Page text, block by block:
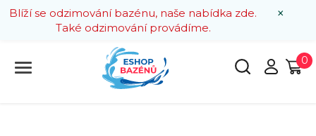
×
Blíží se odzimování bazénu, naše nabídka zde.
Také odzimování provádíme.
0